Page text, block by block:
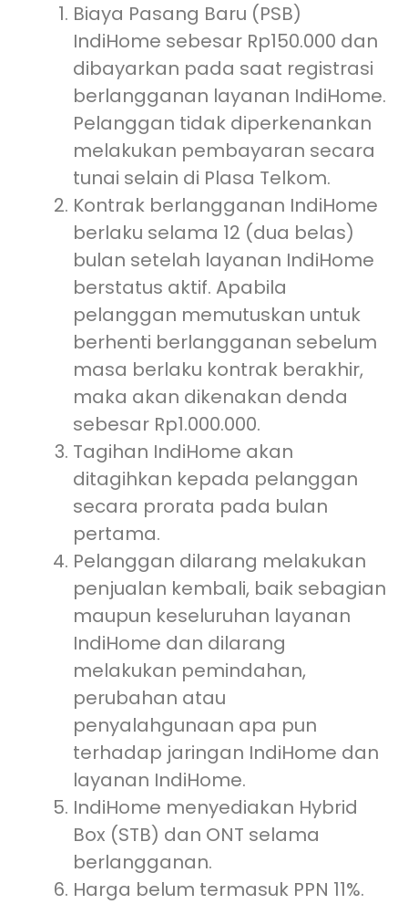
Biaya Pasang Baru (PSB)
IndiHome sebesar Rp150.000 dan
dibayarkan pada saat registrasi
berlangganan layanan IndiHome.
Pelanggan tidak diperkenankan
melakukan pembayaran secara
tunai selain di Plasa Telkom.
Kontrak berlangganan IndiHome
berlaku selama 12 (dua belas)
bulan setelah layanan IndiHome
berstatus aktif. Apabila
pelanggan memutuskan untuk
berhenti berlangganan sebelum
masa berlaku kontrak berakhir,
maka akan dikenakan denda
sebesar Rp1.000.000.
Tagihan IndiHome akan
ditagihkan kepada pelanggan
secara prorata pada bulan
pertama.
Pelanggan dilarang melakukan
penjualan kembali, baik sebagian
maupun keseluruhan layanan
IndiHome dan dilarang
melakukan pemindahan,
perubahan atau
penyalahgunaan apa pun
terhadap jaringan IndiHome dan
layanan IndiHome.
IndiHome menyediakan Hybrid
Box (STB) dan ONT selama
berlangganan.
Harga belum termasuk PPN 11%.